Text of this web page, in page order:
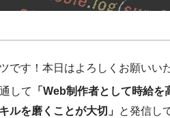
です！本日はよろしくお願いい
して
「Web制作者として時給を
ルを磨くことが大切」 と発信し